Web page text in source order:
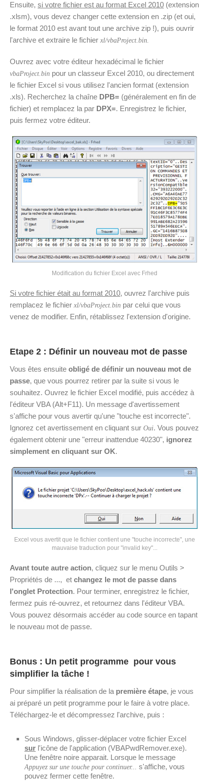
Ensuite, si votre fichier est au format Excel 2010 (extension
.xlsm), vous devez changer cette extension en .zip (et oui,
le format 2010 est avant tout une archive zip !), puis ouvrir
l'archive et extraire le fichier xl/vbaProject.bin.
Ouvrez avec votre éditeur hexadécimal le fichier
vbaProject.bin pour un classeur Excel 2010, ou directement
le fichier Excel si vous utilisez l'ancien format (extension
.xls). Recherchez la chaîne DPB= (généralement en fin de
fichier) et remplacez la par DPX=. Enregistrez le fichier,
puis fermez votre éditeur.
Modification du fichier Excel avec Frhed
Si votre fichier était au format 2010, ouvrez l'archive puis
remplacez le fichier xl/vbaProject.bin par celui que vous
venez de modifier. Enfin, rétablissez l'extension d'origine.
Etape 2 : Définir un nouveau mot de passe
Vous êtes ensuite obligé de définir un nouveau mot de
passe, que vous pourrez retirer par la suite si vous le
souhaitez. Ouvrez le fichier Excel modifié, puis accédez à
l'éditeur VBA (Alt+F11). Un message d'avertissement
s'affiche pour vous avertir qu'une "touche est incorrecte".
Ignorez cet avertissement en cliquant sur Oui. Vous pouvez
également obtenir une "erreur inattendue 40230", ignorez
simplement en cliquant sur OK.
Excel vous avertit que le fichier contient une "touche incorrecte", une
mauvaise traduction pour "invalid key"...
Avant toute autre action, cliquez sur le menu Outils >
Propriétés de ..., et changez le mot de passe dans
l'onglet Protection. Pour terminer, enregistrez le fichier,
fermez puis ré-ouvrez, et retournez dans l'éditeur VBA.
Vous pouvez désormais accéder au code source en tapant
le nouveau mot de passe.
Bonus : Un petit programme pour vous
simplifier la tâche !
Pour simplifier la réalisation de la première étape, je vous
ai préparé un petit programme pour le faire à votre place.
Téléchargez-le et décompressez l'archive, puis :
Sous Windows, glisser-déplacer votre fichier Excel
sur l'icône de l'application (VBAPwdRemover.exe).
Une fenêtre noire apparait. Lorsque le message
Appuyez sur une touche pour continuer... s'affiche, vous
pouvez fermer cette fenêtre.